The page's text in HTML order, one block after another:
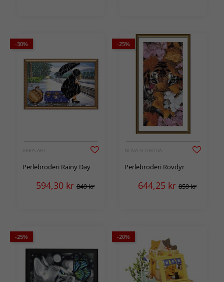
-30%
ABRIS ART
Perlebroderi Rainy Day
594,30 kr 849 kr
-25%
NOVA SLOBODA
Perlebroderi Rovdyr
644,25 kr 859 kr
-25% -20%